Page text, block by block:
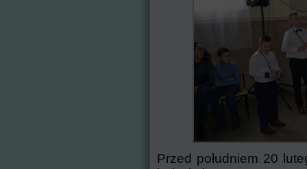
Przed południem 20